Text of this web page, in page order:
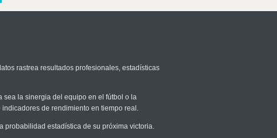
rastrea resultados profesionales, estadísticas
sea la sinergia del equipo en el fútbol o la
de rendimiento en tiempo real.
probabilidad estadística de su próxima victoria.